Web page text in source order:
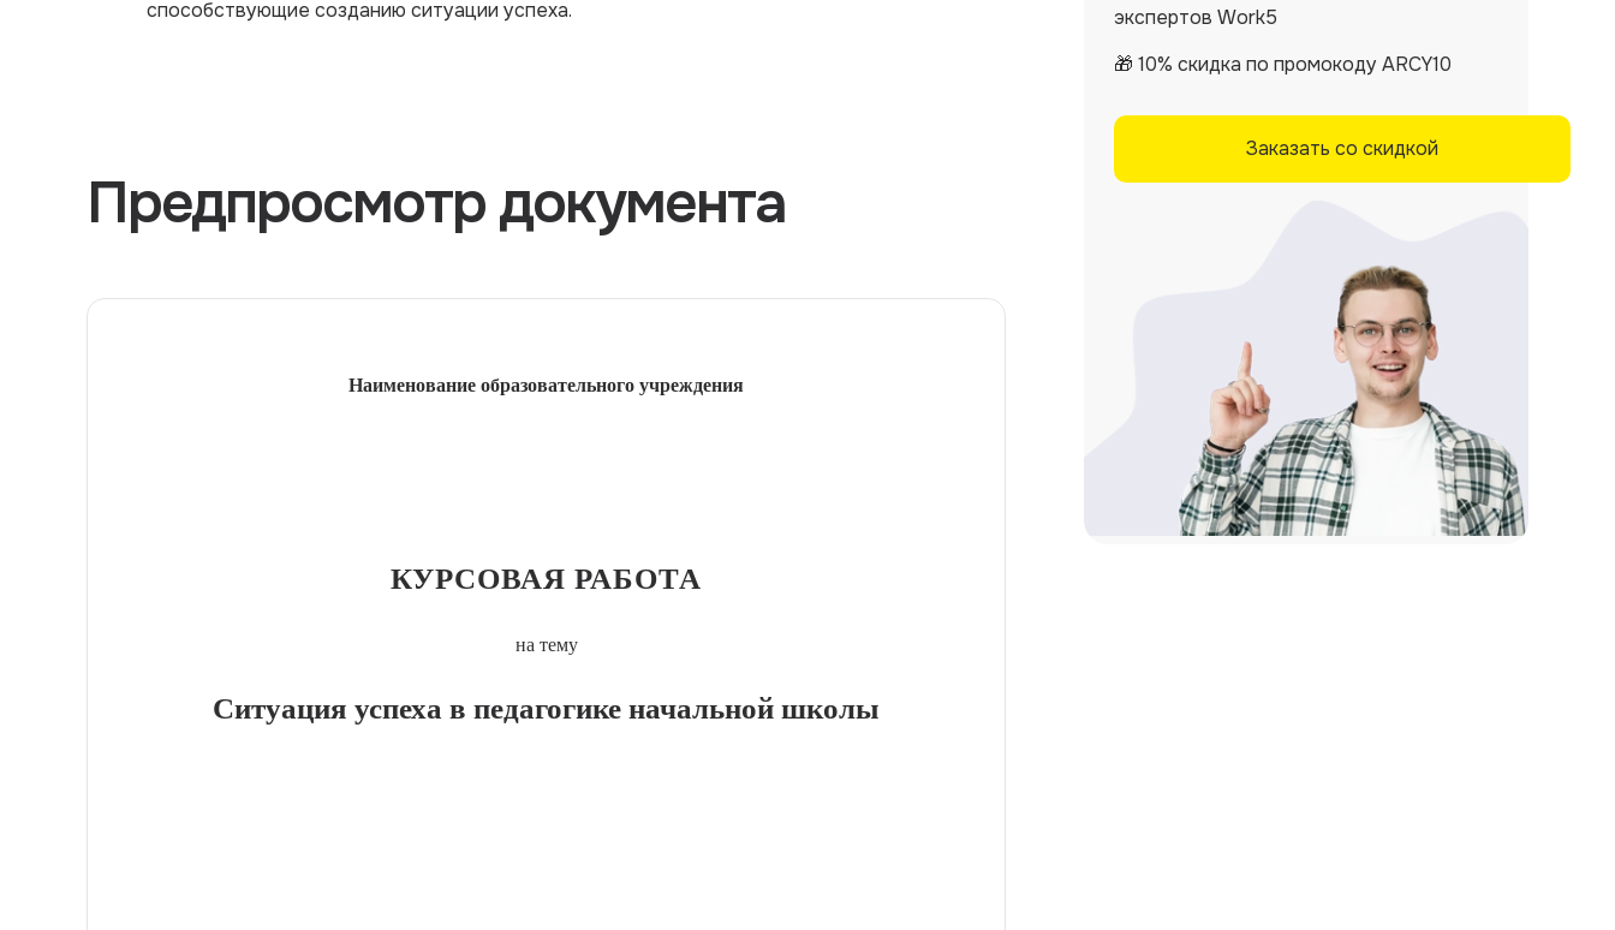
способствующие созданию ситуации успеха.
Предпросмотр документа
Наименование образовательного учреждения
КУРСОВАЯ РАБОТА
на тему
Ситуация успеха в педагогике начальной школы
экспертов Work5
🎁 10% скидка по промокоду ARCY10
Заказать со скидкой